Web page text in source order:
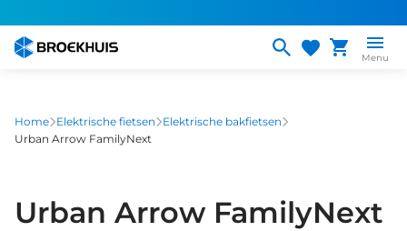
naar
gaan
Menu
Home Elektrische fietsen
Elektrische bakfietsen
Urban Arrow FamilyNext
Urban Arrow FamilyNext